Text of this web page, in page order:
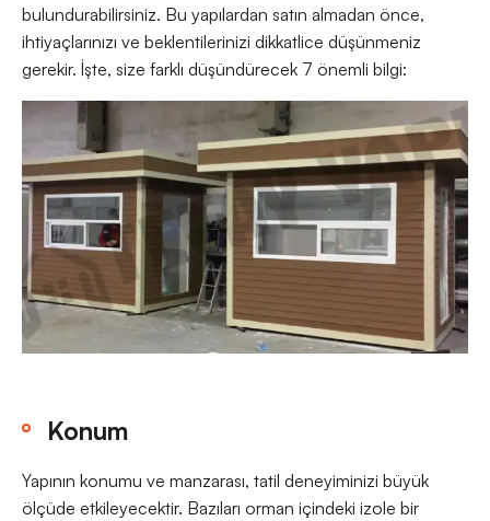
bulundurabilirsiniz. Bu yapılardan satın almadan önce,
ihtiyaçlarınızı ve beklentilerinizi dikkatlice düşünmeniz
gerekir. İşte, size farklı düşündürecek 7 önemli bilgi:
Konum
Yapının konumu ve manzarası, tatil deneyiminizi büyük
ölçüde etkileyecektir. Bazıları orman içindeki izole bir